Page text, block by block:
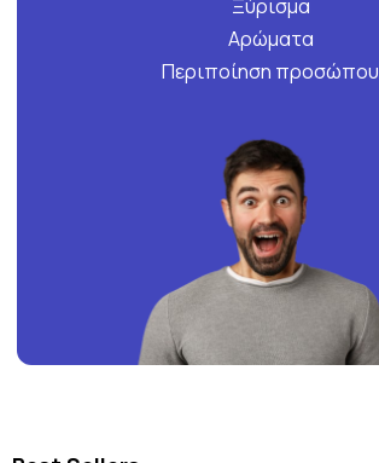
Ξύρισμα
Αρώματα
Περιποίηση προσώπου